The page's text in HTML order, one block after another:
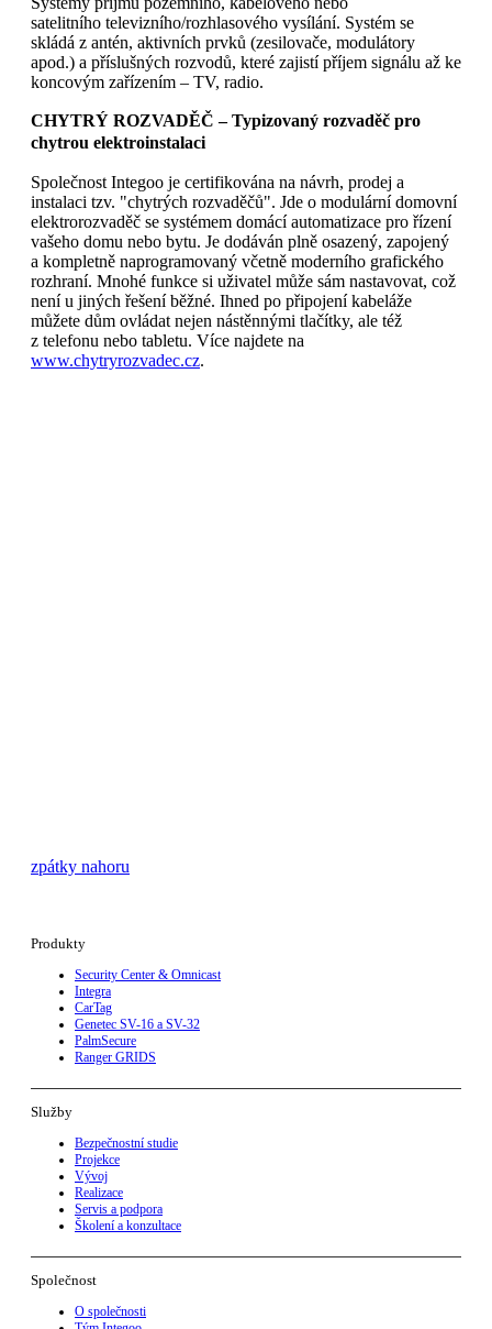
satelitního televizního/rozhlasového vysílání. Systém se
skládá z antén, aktivních prvků (zesilovače, modulátory
apod.) a příslušných rozvodů, které zajistí příjem signálu až ke
koncovým zařízením – TV, radio.
CHYTRÝ ROZVADĚČ – Typizovaný rozvaděč pro
chytrou elektroinstalaci
Společnost Integoo je certifikována na návrh, prodej a
instalaci tzv. "chytrých rozvaděčů". Jde o modulární domovní
elektrorozvaděč se systémem domácí automatizace pro řízení
vašeho domu nebo bytu. Je dodáván plně osazený, zapojený
a kompletně naprogramovaný včetně moderního grafického
rozhraní. Mnohé funkce si uživatel může sám nastavovat, což
není u jiných řešení běžné. Ihned po připojení kabeláže
můžete dům ovládat nejen nástěnnými tlačítky, ale též
z telefonu nebo tabletu. Více najdete na
www.chytryrozvadec.cz.
zpátky nahoru
Produkty
Security Center & Omnicast
Integra
CarTag
Genetec SV-16 a SV-32
PalmSecure
Ranger GRIDS
Služby
Bezpečnostní studie
Projekce
Vývoj
Realizace
Servis a podpora
Školení a konzultace
Společnost
O společnosti